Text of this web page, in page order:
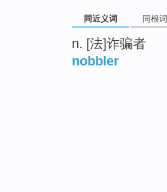
同近义词 同根词
n. [法]诈骗者
nobbler